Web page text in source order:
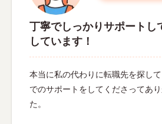
丁寧でしっかりサポートし
しています！
本当に私の代わりに転職先を探し
でのサポートをしてくださってあ
た。